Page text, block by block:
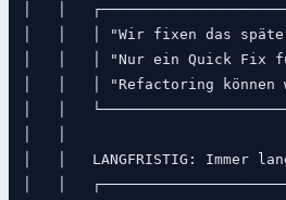
│   │
│   │   │ "Wir fixen das
│   │   │ "Nur ein Quick
│   │   │ "Refactoring
│   │
│   │   LANGFRISTIG:
│   │